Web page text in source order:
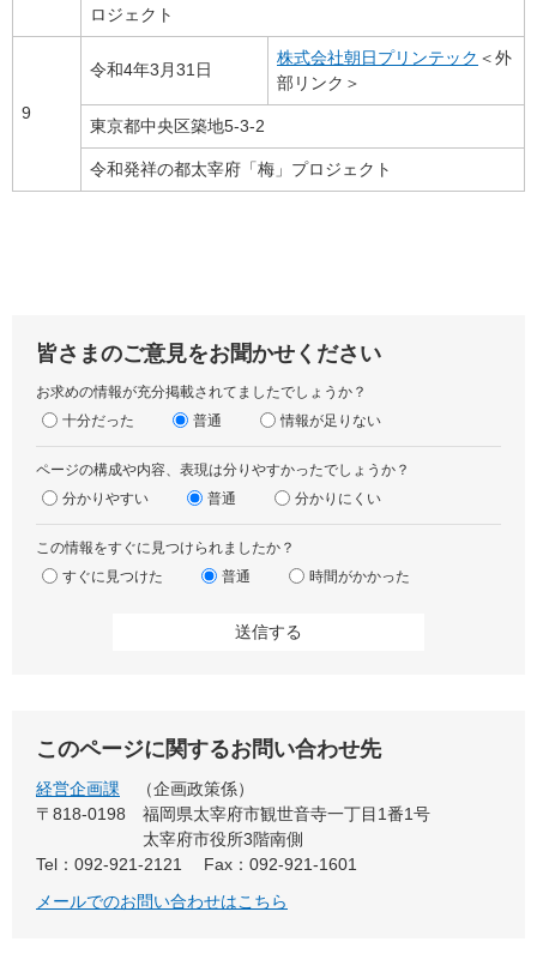
ロジェクト
9
令和4年3月31日
株式会社朝日プリンテック ＜外
部リンク＞
東京都中央区築地5-3-2
令和発祥の都太宰府「梅」プロジェクト
皆さまのご意見をお聞かせください
お求めの情報が充分掲載されてましたでしょうか？
十分だった
普通 情報が足りない
ページの構成や内容、表現は分りやすかったでしょうか？
分かりやすい
普通 分かりにくい
この情報をすぐに見つけられましたか？
すぐに見つけた
普通 時間がかかった
このページに関するお問い合わせ先
経営企画課
企画政策係
〒818-0198
福岡県太宰府市観世音寺一丁目1番1号
太宰府市役所3階南側
Tel：092-921-2121
Fax：092-921-1601
メールでのお問い合わせはこちら